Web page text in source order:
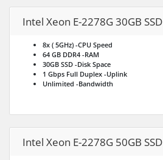
Intel Xeon E-2278G 30GB SSD
8x ( 5GHz) -CPU Speed
64 GB DDR4 -RAM
30GB SSD -Disk Space
1 Gbps Full Duplex -Uplink
Unlimited -Bandwidth
Intel Xeon E-2278G 50GB SSD